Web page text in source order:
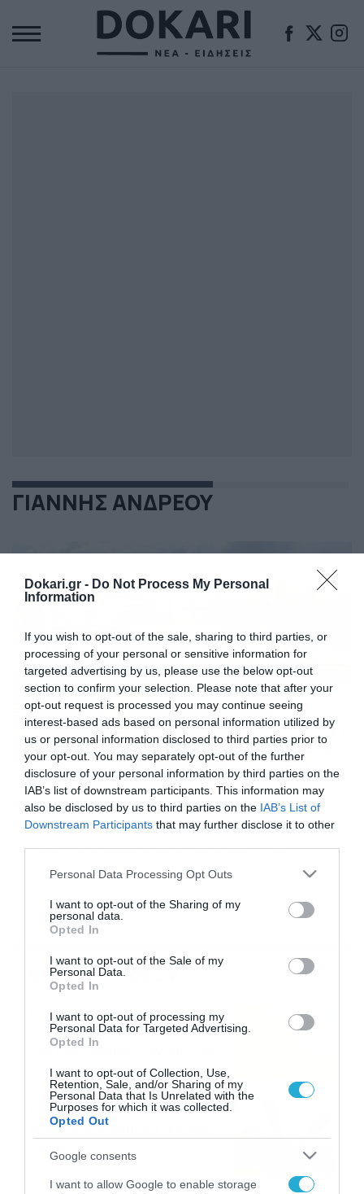
Dokari.gr - Do Not Process My Personal
Information
If you wish to opt-out of the sale, sharing to third parties, or
processing of your personal or sensitive information for
targeted advertising by us, please use the below opt-out
section to confirm your selection. Please note that after your
opt-out request is processed you may continue seeing
interest-based ads based on personal information utilized by
us or personal information disclosed to third parties prior to
your opt-out. You may separately opt-out of the further
disclosure of your personal information by third parties on the
IAB’s list of downstream participants. This information may
also be disclosed by us to third parties on the IAB’s List of
Downstream Participants that may further disclose it to other
Please note that this website/app uses one or more Google
not limited to your visit or usage behaviour. You may click to
grant or deny consent to Google and its third-party tags to
use your data for below specified purposes in below Google
consent section.
Personal Data Processing Opt Outs
I want to opt-out of the Sharing of my
personal data.
Opted In
I want to opt-out of the Sale of my
Personal Data.
Opted In
I want to opt-out of processing my
Personal Data for Targeted Advertising.
Opted In
I want to opt-out of Collection, Use,
Retention, Sale, and/or Sharing of my
Personal Data that Is Unrelated with the
Purposes for which it was collected.
Opted Out
Google consents
I want to allow Google to enable storage
ΓΙΑΝΝΗΣ ΑΝΔΡΕΟΥ
25/11/2014 13:42
Τύρναβος: Επαγγελματίας ο Ανδρέου
Ο νεαρός Γιάννης Ανδρέου είναι έτοιμος να αρπάξει την
ευκαιρία που του δόθηκε, καθώς έπειτα από
βρίσκεται πλέον στην αντρική ομάδα του Τυρνάβου. Ο
νέος τεχνικός της ομάδας της Θεσσαλίας, διέκρινε το
ταλέντο του νεαρού αμυντικού στο ματς
πρωταθλήματος με τον Ολυμπιακό Βόλου και
Ροή Ειδήσεων
Καιρός Δεκαπενταύγουστο:
Η προοπτική εξέλιξης από
τον Σάκη Αρναούτογλου (vid)
08/08/2026 08:51
Εορτολόγιο 8-8: Ποιοι
γιορτάζουν σήμερα; Χρόνια
Πολλά